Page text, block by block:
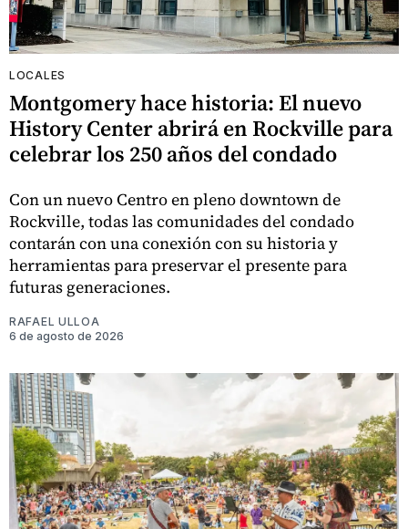
LOCALES
Montgomery hace historia: El nuevo
History Center abrirá en Rockville para
celebrar los 250 años del condado
Con un nuevo Centro en pleno downtown de
Rockville, todas las comunidades del condado
contarán con una conexión con su historia y
herramientas para preservar el presente para
futuras generaciones.
RAFAEL ULLOA
6 de agosto de 2026